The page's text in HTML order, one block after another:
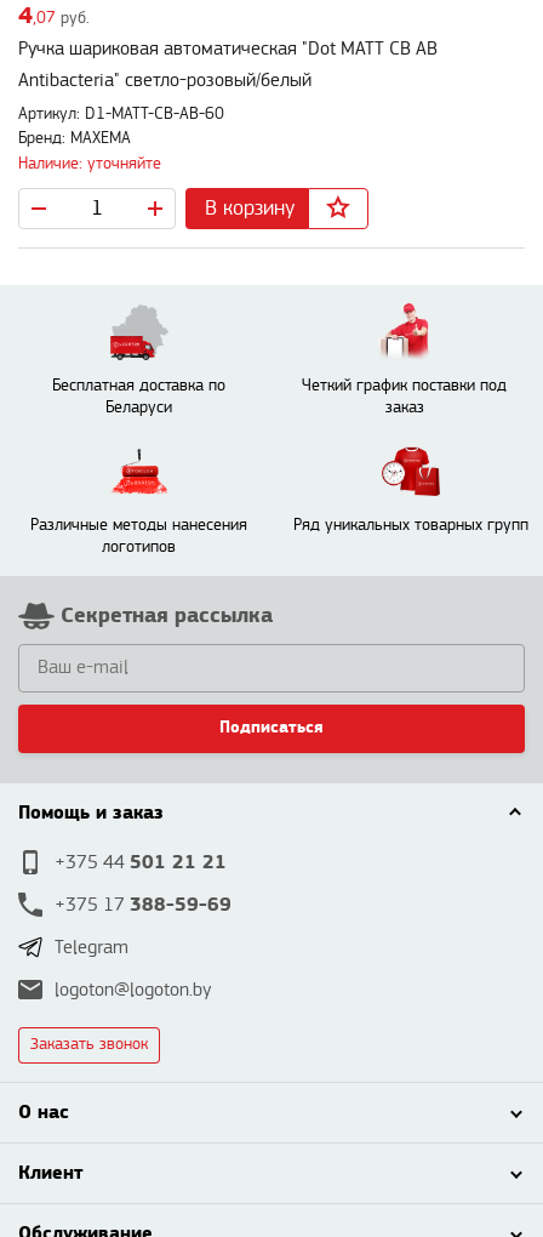
4,07 руб.
Ручка шариковая автоматическая "Dot MATT CB AB
Antibacteria" светло-розовый/белый
Артикул: D1-MATT-CB-AB-60
Бренд: MAXEMA
Наличие: уточняйте
В корзину
Бесплатная доставка по
Беларуси
Четкий график поставки под
заказ
Различные методы нанесения
логотипов
Ряд уникальных товарных групп
Секретная рассылка
Подписаться
Помощь и заказ
+375 44 501 21 21
+375 17 388-59-69
Telegram
logoton@logoton.by
Заказать звонок
О нас
Клиент